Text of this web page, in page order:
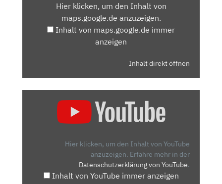
MAPS.GOOGLE.DEHier klicken, um den Inhalt von
maps.google.de anzuzeigen.
Inhalt von maps.google.de immer
anzeigen
Inhalt direkt öffnen
ELEKTROAUTO-
Hier klicken, um den Inhalt von YouTube
anzuzeigen. Erfahre mehr in der
Datenschutzerklärung von YouTube.
Inhalt von YouTube immer anzeigen